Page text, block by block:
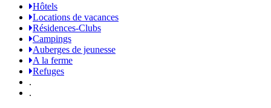
Hôtels
Locations de vacances
Résidences-Clubs
Campings
Auberges de jeunesse
A la ferme
Refuges
.
.